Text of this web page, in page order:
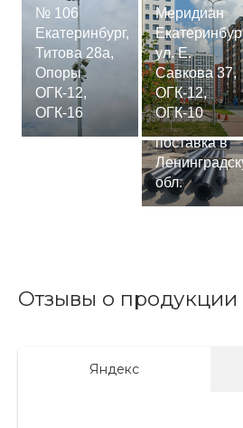
№ 106
Екатеринбург,
Титова 28а,
Опоры
ОГК-12,
ОГК-16
Меридиан
ул. Е.
Савкова 37,
ОГК-12,
ОГК-10
Сваи
СМ-7,75м,
поставка в
обл.
Отзывы о
Яндекс